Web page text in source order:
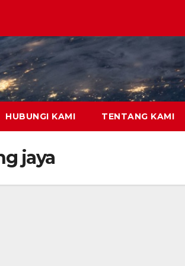
HUBUNGI KAMI TENTANG KAMI
jaya